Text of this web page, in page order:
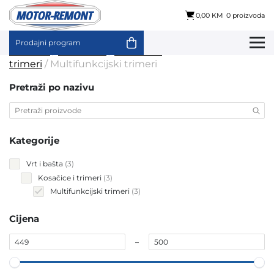
content
0,00 KM 0 proizvoda
Prodajni program
Početna Vrt i bašta
Kosačice i
trimeri / Multifunkcijski trimeri
Pretraži po nazivu
Kategorije
Vrt i bašta 33
Kosačice i trimeri 33
products
Multifunkcijski trimeri 33
Cijena
–